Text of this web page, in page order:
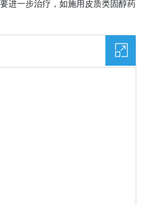
进一步治疗，如施用皮质类固醇药